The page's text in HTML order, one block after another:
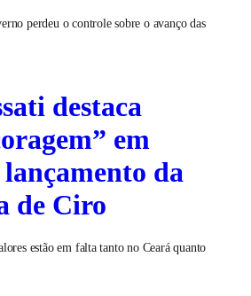
perdeu o controle sobre o avanço das
destaca
em
da
de Ciro
estão em falta tanto no Ceará quanto